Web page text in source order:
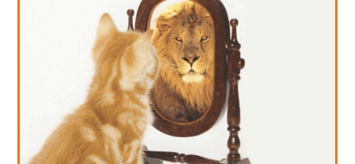
L’amour et
l’Occident